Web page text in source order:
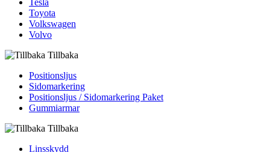
Toyota
Volkswagen
Volvo
Tillbaka
Positionsljus
Sidomarkering
Positionsljus / Sidomarkering Paket
Gummiarmar
Tillbaka
Linsskydd